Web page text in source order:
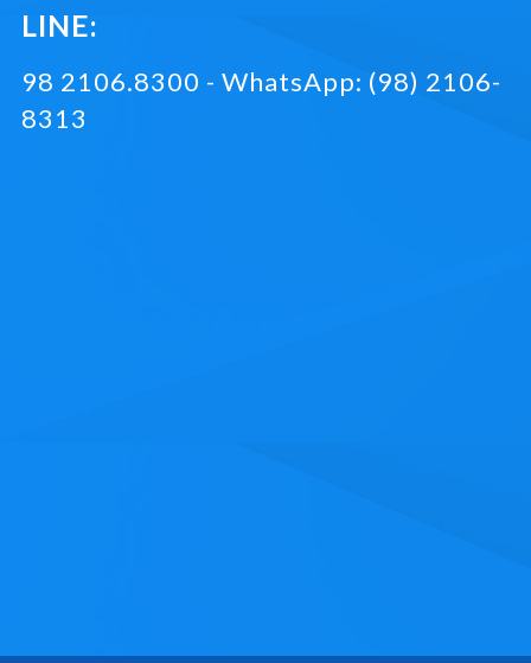
LINE:
98 2106.8300 - WhatsApp: (98) 2106-
8313